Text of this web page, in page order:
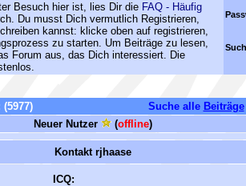
Besuch hier ist, lies Dir die FAQ - Häufig
Du musst Dich vermutlich Registrieren,
kannst: klicke oben auf registrieren,
zu starten. Um Beiträge zu lesen,
Forum aus, das Dich interessiert. Die
(5977) Suche alle Beiträge
Neuer Nutzer
(offline)
Kontakt rjhaase
ICQ: